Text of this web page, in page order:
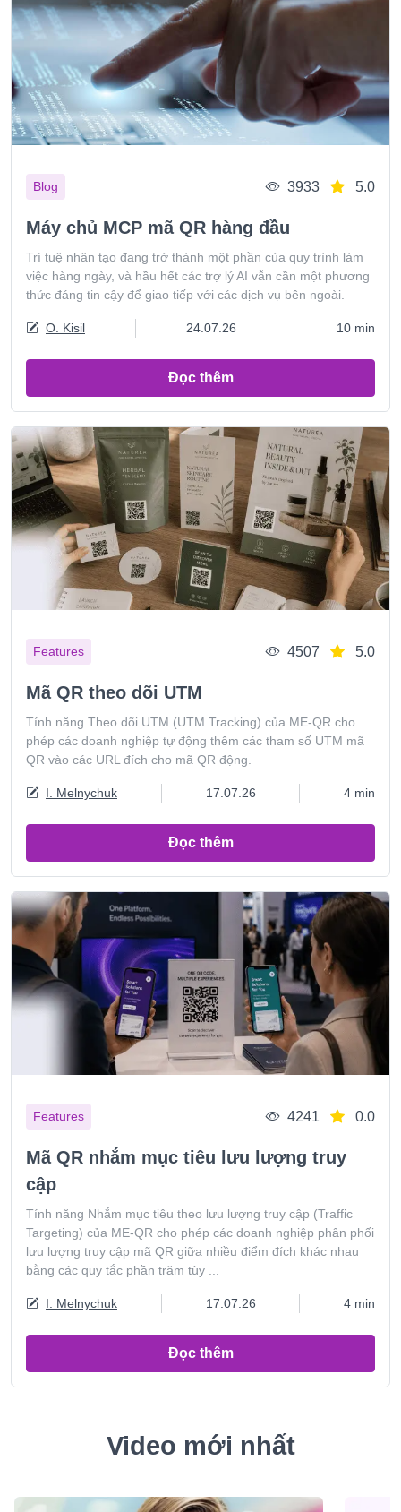
Blog 3933 5.0
Máy chủ MCP mã QR hàng đầu
Trí tuệ nhân tạo đang trở thành một phần của quy trình làm
việc hàng ngày, và hầu hết các trợ lý AI vẫn cần một phương
thức đáng tin cậy để giao tiếp với các dịch vụ bên ngoài.
O. Kisil 24.07.26 10 min
Đọc thêm
Features 4507 5.0
Mã QR theo dõi UTM
Tính năng Theo dõi UTM (UTM Tracking) của ME-QR cho
phép các doanh nghiệp tự động thêm các tham số UTM mã
QR vào các URL đích cho mã QR động.
I. Melnychuk 17.07.26 4 min
Đọc thêm
Features 4241 0.0
Mã QR nhắm mục tiêu lưu lượng truy
cập
Tính năng Nhắm mục tiêu theo lưu lượng truy cập (Traffic
Targeting) của ME-QR cho phép các doanh nghiệp phân phối
lưu lượng truy cập mã QR giữa nhiều điểm đích khác nhau
bằng các quy tắc phần trăm tùy ...
I. Melnychuk 17.07.26 4 min
Đọc thêm
Video mới nhất